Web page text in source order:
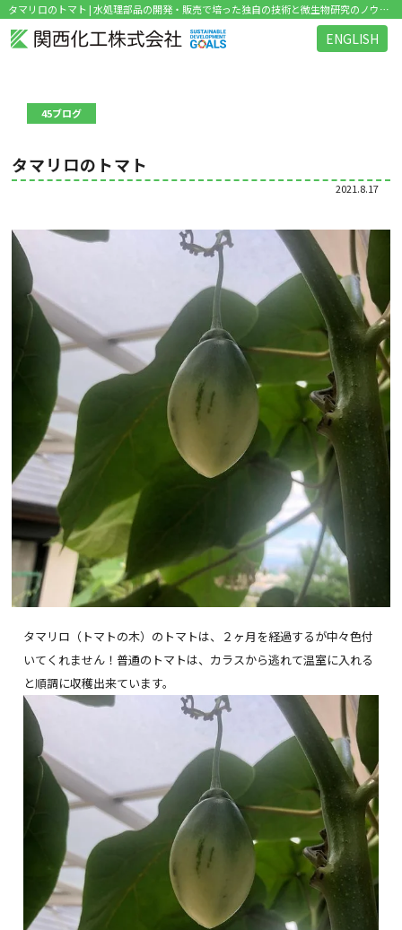
タマリロのトマト | 水処理部品の開発・販売で培った独自の技術と微生物研究のノウハウを活かした環境関連ビジネス を展開
ENGLISH
45ブログ
タマリロのトマト
2021.8.17
タマリロ（トマトの木）のトマトは、２ヶ月を経過するが中々色付
いてくれません！普通のトマトは、カラスから逃れて温室に入れる
と順調に収穫出来ています。